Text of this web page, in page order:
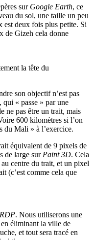
sur Google Earth, ce
du sol, une taille un peu
est deux fois plus petite. Si
de Gizeh cela donne
la tête du
son objectif n’est pas
qui « passe » par une
ne pas être un trait, mais
600 kilomètres si l’on
du Mali » à l’exercice.
équivalent de 9 pixels de
de large sur Paint 3D. Cela
centre du trait, et un pixel
(c’est comme cela que
. Nous utiliserons une
en éliminant la ville de
et tout sera tracé en